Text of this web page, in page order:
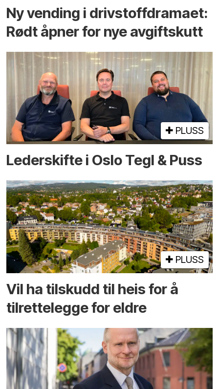
Ny vending i drivstoffdramaet:
Rødt åpner for nye avgiftskutt
PLUSS
Lederskifte i Oslo Tegl & Puss
PLUSS
Vil ha tilskudd til heis for å
tilrettelegge for eldre